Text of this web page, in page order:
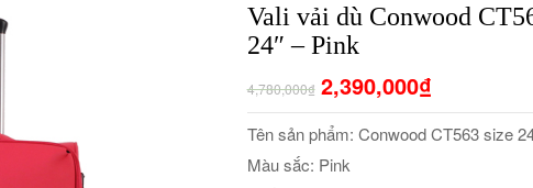
Vali vải dù Conwood
24″ – Pink
4,780,000₫ 2,390,000₫
Tên sản phẩm: Conwood CT563 size
Màu sắc: Pink